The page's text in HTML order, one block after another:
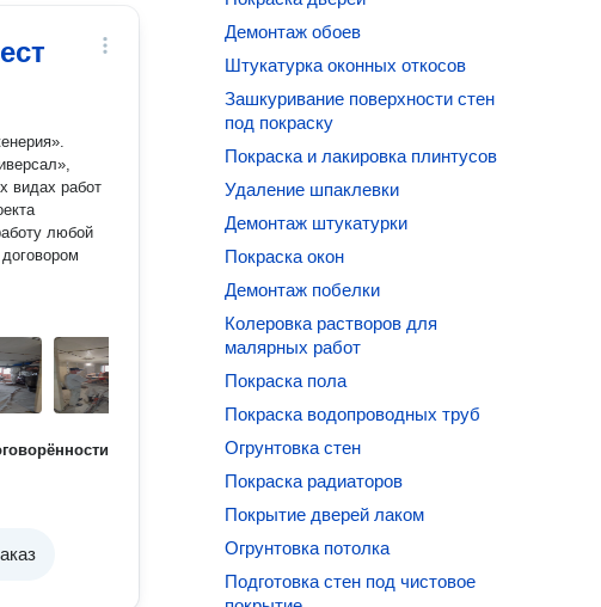
видах работ
любой
Демонтаж обоев
Штукатурка оконных откосов
Зашкуривание поверхности стен
под покраску
Покраска и лакировка плинтусов
Удаление шпаклевки
Демонтаж штукатурки
Покраска окон
Демонтаж побелки
Колеровка растворов для
малярных работ
Покраска пола
Покраска водопроводных труб
Огрунтовка стен
Покраска радиаторов
Покрытие дверей лаком
Огрунтовка потолка
Подготовка стен под чистовое